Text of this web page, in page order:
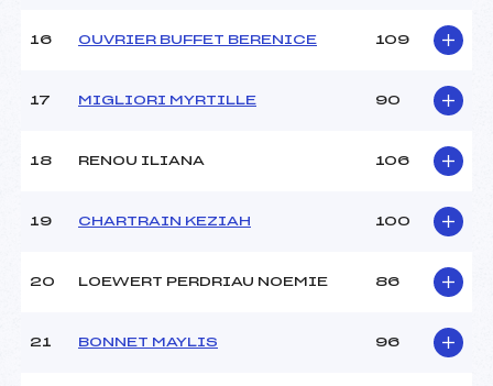
Pénalité appliquée :
16 OUVRIER BUFFET BERENICE 109
17 MIGLIORI MYRTILLE 90
18 RENOU ILIANA 106
19 CHARTRAIN KEZIAH 100
20 LOEWERT PERDRIAU NOEMIE 86
21 BONNET MAYLIS 96